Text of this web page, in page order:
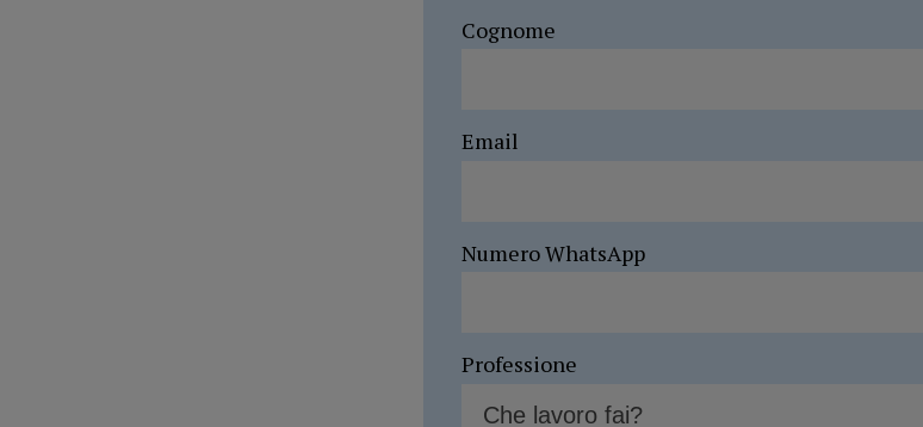
Cognome
Email
Numero WhatsApp
Professione